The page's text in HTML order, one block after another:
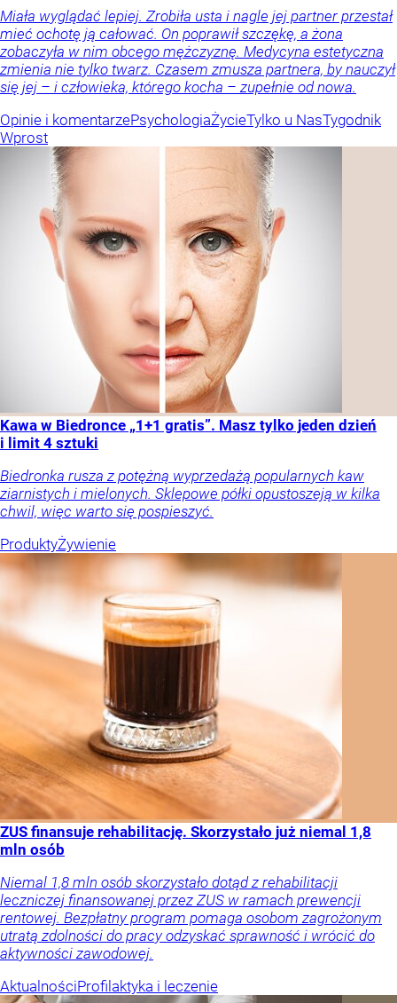
Miała wyglądać lepiej. Zrobiła usta i nagle jej partner przestał
mieć ochotę ją całować. On poprawił szczękę, a żona
zobaczyła w nim obcego mężczyznę. Medycyna estetyczna
zmienia nie tylko twarz. Czasem zmusza partnera, by nauczył
się jej – i człowieka, którego kocha – zupełnie od nowa.
Opinie i komentarzePsychologiaŻycieTylko u NasTygodnik
Wprost
Kawa w Biedronce „1+1 gratis”. Masz tylko jeden dzień
i limit 4 sztuki
Biedronka rusza z potężną wyprzedażą popularnych kaw
ziarnistych i mielonych. Sklepowe półki opustoszeją w kilka
chwil, więc warto się pospieszyć.
ProduktyŻywienie
ZUS finansuje rehabilitację. Skorzystało już niemal 1,8
mln osób
Niemal 1,8 mln osób skorzystało dotąd z rehabilitacji
leczniczej finansowanej przez ZUS w ramach prewencji
rentowej. Bezpłatny program pomaga osobom zagrożonym
utratą zdolności do pracy odzyskać sprawność i wrócić do
aktywności zawodowej.
AktualnościProfilaktyka i leczenie